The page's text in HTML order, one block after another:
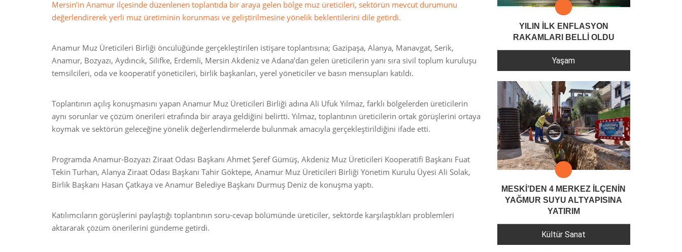
Mersin’in Anamur ilçesinde düzenlenen toplantıda bir araya gelen bölge muz üreticileri, sektörün mevcut durumunu
değerlendirerek yerli muz üretiminin korunması ve geliştirilmesine yönelik beklentilerini dile getirdi.
Anamur Muz Üreticileri Birliği öncülüğünde gerçekleştirilen istişare toplantısına; Gazipaşa, Alanya, Manavgat, Serik,
Anamur, Bozyazı, Aydıncık, Silifke, Erdemli, Mersin Akdeniz ve Adana’dan gelen üreticilerin yanı sıra sivil toplum kuruluşu
temsilcileri, oda ve kooperatif yöneticileri, birlik başkanları, yerel yöneticiler ve basın mensupları katıldı.
Toplantının açılış konuşmasını yapan Anamur Muz Üreticileri Birliği adına Ali Ufuk Yılmaz, farklı bölgelerden üreticilerin
aynı sorunlar ve çözüm önerileri etrafında bir araya geldiğini belirtti. Yılmaz, toplantının üreticilerin ortak görüşlerini ortaya
koymak ve sektörün geleceğine yönelik değerlendirmelerde bulunmak amacıyla gerçekleştirildiğini ifade etti.
Programda Anamur-Bozyazı Ziraat Odası Başkanı Ahmet Şeref Gümüş, Akdeniz Muz Üreticileri Kooperatifi Başkanı Fuat
Tekin Turhan, Alanya Ziraat Odası Başkanı Tahir Göktepe, Anamur Muz Üreticileri Birliği Yönetim Kurulu Üyesi Ali Solak,
Birlik Başkanı Hasan Çatkaya ve Anamur Belediye Başkanı Durmuş Deniz de konuşma yaptı.
Katılımcıların görüşlerini paylaştığı toplantının soru-cevap bölümünde üreticiler, sektörde karşılaştıkları problemleri
aktararak çözüm önerilerini gündeme getirdi.
YILIN İLK ENFLASYON
RAKAMLARI BELLİ OLDU
Yaşam
MESKİ’DEN 4 MERKEZ İLÇENİN
YAĞMUR SUYU ALTYAPISINA
YATIRIM
Kültür Sanat